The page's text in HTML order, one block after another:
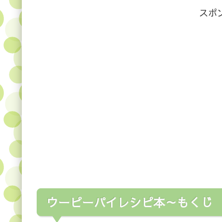
スポ
ウーピーパイレシピ本～もくじ